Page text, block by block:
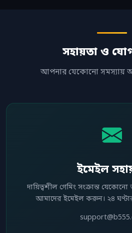
সহায়তা ও
আপনার যেকোনো সমস্যায়
ইমেইল
দায়িত্বশীল গেমিং সংক্রান্ত
আমাদের ইমেইল করুন। ২৪ ঘণ্টার